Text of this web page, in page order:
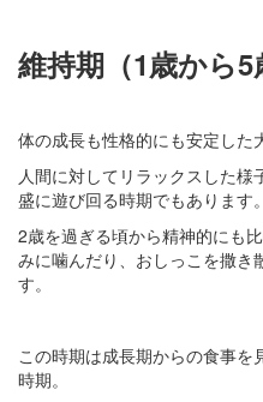
維持期（1歳から5
体の成長も性格的にも安定した
人間に対してリラックスした
盛に遊び回る時期でもあります。
2歳を過ぎる頃から精神的にも
みに噛んだり、おしっこを撒き
す。
この時期は成長期からの食事を
時期。